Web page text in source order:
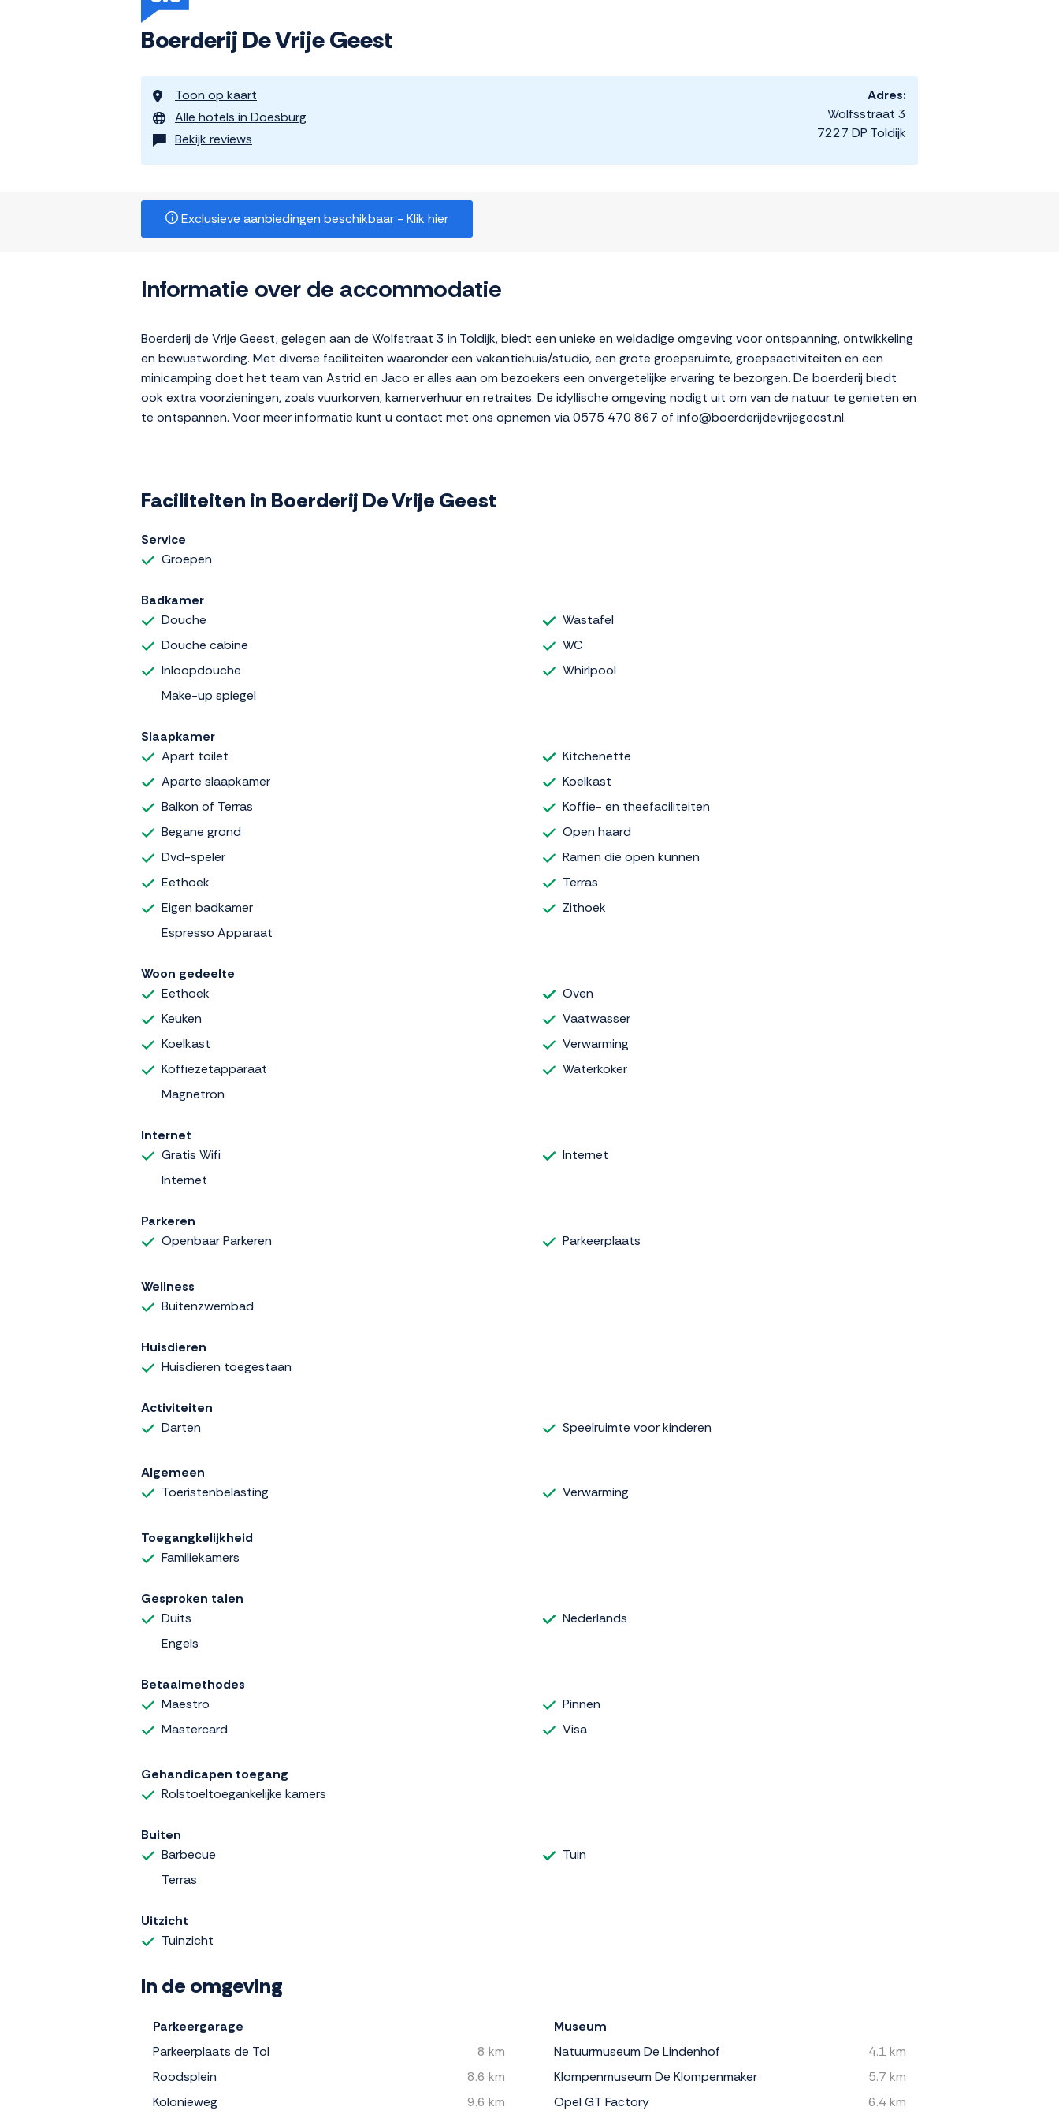
Boerderij De Vrije Geest
Toon op kaart
Alle hotels in Doesburg
Bekijk reviews
Adres:
Wolfsstraat 3
7227 DP Toldijk
Exclusieve aanbiedingen beschikbaar - Klik hier
Informatie over de accommodatie
Boerderij de Vrije Geest, gelegen aan de Wolfstraat 3 in Toldijk, biedt een unieke en weldadige omgeving voor ontspanning, ontwikkeling
en bewustwording. Met diverse faciliteiten waaronder een vakantiehuis/studio, een grote groepsruimte, groepsactiviteiten en een
minicamping doet het team van Astrid en Jaco er alles aan om bezoekers een onvergetelijke ervaring te bezorgen. De boerderij biedt
ook extra voorzieningen, zoals vuurkorven, kamerverhuur en retraites. De idyllische omgeving nodigt uit om van de natuur te genieten en
te ontspannen. Voor meer informatie kunt u contact met ons opnemen via 0575 470 867 of info@boerderijdevrijegeest.nl.
Faciliteiten in Boerderij De Vrije Geest
Service
Groepen
Badkamer
Douche
Douche cabine
Inloopdouche
Make-up spiegel
Wastafel
WC
Whirlpool
Slaapkamer
Apart toilet
Aparte slaapkamer
Balkon of Terras
Begane grond
Dvd-speler
Eethoek
Eigen badkamer
Espresso Apparaat
Kitchenette
Koelkast
Koffie- en theefaciliteiten
Open haard
Ramen die open kunnen
Terras
Zithoek
Woon gedeelte
Eethoek
Keuken
Koelkast
Koffiezetapparaat
Magnetron
Oven
Vaatwasser
Verwarming
Waterkoker
Internet
Gratis Wifi
Internet
Internet
Parkeren
Openbaar Parkeren
Parkeerplaats
Wellness
Buitenzwembad
Huisdieren
Huisdieren toegestaan
Activiteiten
Darten
Speelruimte voor kinderen
Algemeen
Toeristenbelasting
Verwarming
Toegangkelijkheid
Familiekamers
Gesproken talen
Duits
Engels
Nederlands
Betaalmethodes
Maestro
Mastercard
Pinnen
Visa
Gehandicapen toegang
Rolstoeltoegankelijke kamers
Buiten
Barbecue
Terras
Tuin
Uitzicht
Tuinzicht
In de omgeving
Parkeergarage
Parkeerplaats de Tol
8 km
Roodsplein
8.6 km
Kolonieweg
9.6 km
Museum
Natuurmuseum De Lindenhof
4.1 km
Klompenmuseum De Klompenmaker
5.7 km
Opel GT Factory
6.4 km